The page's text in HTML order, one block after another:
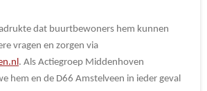
dat buurtbewoners hem kunnen
vragen en zorgen via
. Als Actiegroep Middenhoven
hem en de D66 Amstelveen in ieder geval